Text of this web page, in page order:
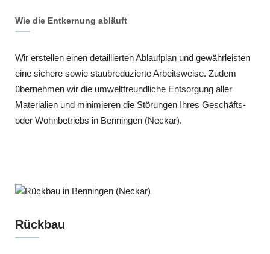
Wie die Entkernung abläuft
Wir erstellen einen detaillierten Ablaufplan und gewährleisten
eine sichere sowie staubreduzierte Arbeitsweise. Zudem
übernehmen wir die umweltfreundliche Entsorgung aller
Materialien und minimieren die Störungen Ihres Geschäfts-
oder Wohnbetriebs in Benningen (Neckar).
Rückbau